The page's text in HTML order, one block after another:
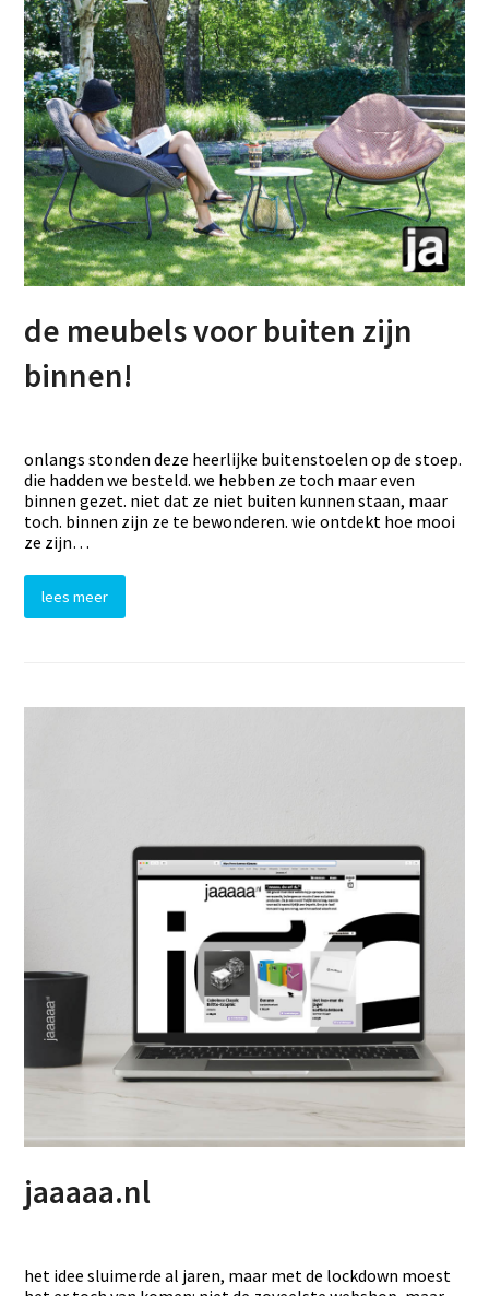
de meubels voor buiten zijn
binnen!
onlangs stonden deze heerlijke buitenstoelen op de stoep.
die hadden we besteld. we hebben ze toch maar even
binnen gezet. niet dat ze niet buiten kunnen staan, maar
toch. binnen zijn ze te bewonderen. wie ontdekt hoe mooi
ze zijn…
lees meer
jaaaaa.nl
het idee sluimerde al jaren, maar met de lockdown moest